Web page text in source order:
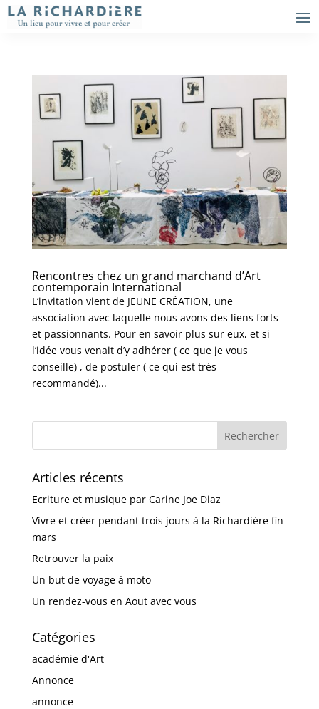
Rencontres chez un grand marchand d’Art
contemporain International
L’invitation vient de JEUNE CRÉATION, une
association avec laquelle nous avons des liens forts
et passionnants. Pour en savoir plus sur eux, et si
l’idée vous venait d’y adhérer ( ce que je vous
conseille) , de postuler ( ce qui est très
recommandé)...
Articles récents
Ecriture et musique par Carine Joe Diaz
Vivre et créer pendant trois jours à la Richardière fin
mars
Retrouver la paix
Un but de voyage à moto
Un rendez-vous en Aout avec vous
Catégories
académie d'Art
Annonce
annonce